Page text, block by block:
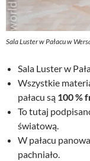
Sala Luster w Pałacu w
Sala Luster w
Wszystkie
pałacu są 100 %
To tutaj
światową.
W pałacu
pachniało.